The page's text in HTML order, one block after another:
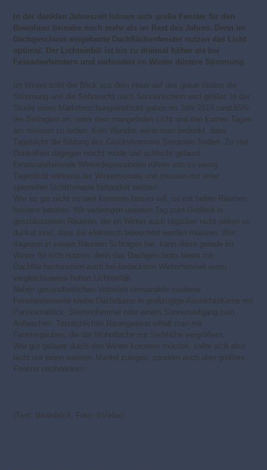
In der dunklen Jahreszeit lohnen sich große Fenster für den
Bewohner beinahe noch mehr als im Rest des Jahres. Denn im
Dachgeschoss eingebaute Dachflächenfenster nutzen das Licht
optimal. Der Lichteinfall ist bis zu dreimal höher als bei
Fassadenfenstern und verhindert im Winter düstere Stimmung.
Im Winter trübt der Blick aus dem Haus auf das graue Wetter die
Stimmung und die Sehnsucht nach Sonnenschein wird größer. In der
Studie eines Marktforschungsinstituts gaben im Jahr 2016 rund 65%
der Befragten an, unter dem mangelnden Licht und den kurzen Tagen
am meisten zu leiden. Kein Wunder, wenn man bedenkt, dass
Tageslicht die Bildung des Glückshormons Serotonin fördert. Zu viel
Dunkelheit dagegen macht müde und schlecht gelaunt.
Ernstzunehmende Winterdepressionen rühren von zu wenig
Tageslicht während der Wintermonate und müssen mit einer
speziellen Lichttherapie behandelt werden.
Wer es gar nicht so weit kommen lassen will, ist mit hellen Räumen
bestens beraten. Wir verbringen unseren Tag zum Großteil in
geschlossenen Räumen, die im Winter auch tagsüber nicht selten so
dunkel sind, dass sie elektrisch beleuchtet werden müssen. Wer
dagegen in seinen Räumen Schrägen hat, kann diese gerade im
Winter für sich nutzen, denn das Dachgeschoss bietet mit
Dachflächenfenstern auch bei bedecktem Winterhimmel einen
vergleichsweise hohen Lichteinfall.
Neben gesundheitlichen Vorteilen verwandeln moderne
Fensterelemente kleine Dachräume in großzügige Aussichtstürme mit
Panoramablick, Sternenhimmel oder einem Sonnenaufgang zum
Aufwachen. Tatsächlichen Raumgewinn erhält man mit
Fenstergauben, die die Wohnfläche mit Stehhöhe vergrößern.
Wer gut gelaunt durch den Winter kommen möchte, sollte sich also
nicht nur einen warmen Mantel zulegen, sondern auch über größere
Fenster nachdenken.
(Text: Weilnböck, Foto: © Velux)